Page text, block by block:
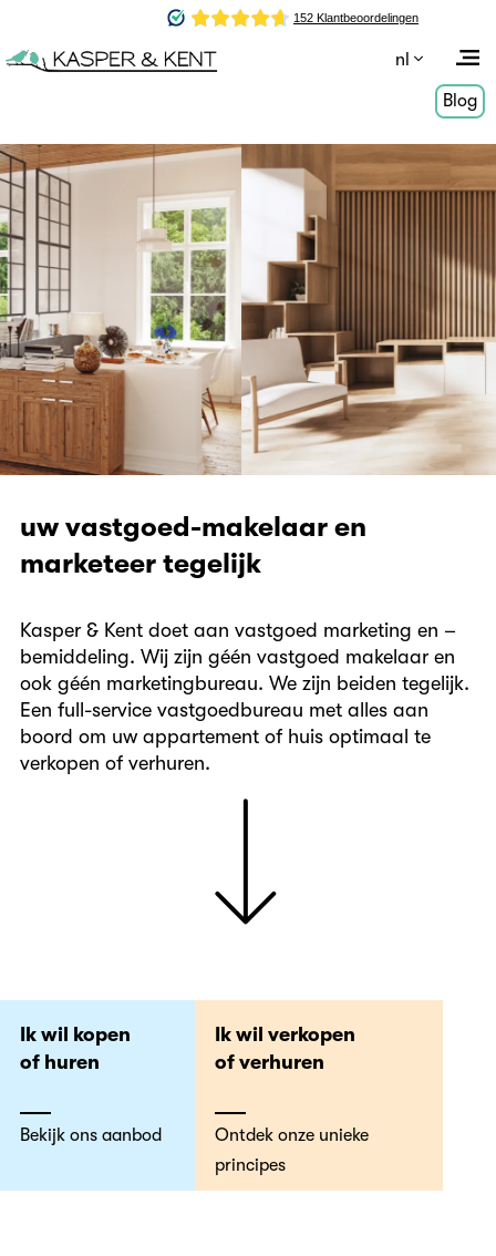
Blog
nl
uw vastgoed-makelaar en
marketeer tegelijk
Kasper & Kent doet aan vastgoed marketing en –
bemiddeling. Wij zijn géén vastgoed makelaar en
ook géén marketingbureau. We zijn beiden tegelijk.
Een full-service vastgoedbureau met alles aan
boord om uw appartement of huis optimaal te
verkopen of verhuren.
Ik wil kopen
of huren
Bekijk ons aanbod
Ik wil verkopen
of verhuren
Ontdek onze unieke
principes